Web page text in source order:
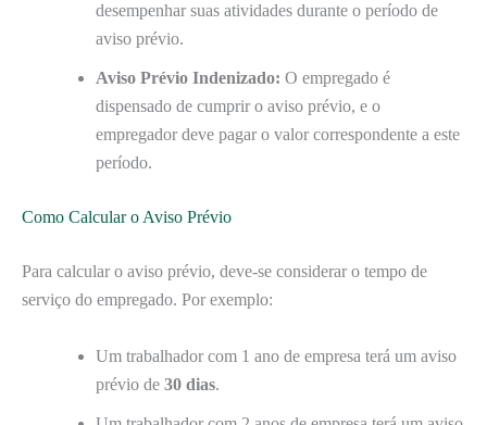
desempenhar suas atividades durante o período de
aviso prévio.
Aviso Prévio Indenizado: O empregado é
dispensado de cumprir o aviso prévio, e o
empregador deve pagar o valor correspondente a este
período.
Como Calcular o Aviso Prévio
Para calcular o aviso prévio, deve-se considerar o tempo de
serviço do empregado. Por exemplo:
Um trabalhador com 1 ano de empresa terá um aviso
prévio de 30 dias.